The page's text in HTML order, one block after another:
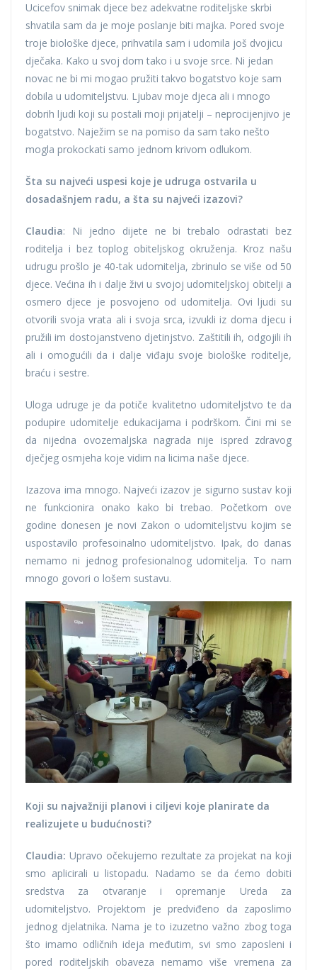
Ucicefov snimak djece bez adekvatne roditeljske skrbi
shvatila sam da je moje poslanje biti majka. Pored svoje
troje biološke djece, prihvatila sam i udomila još dvojicu
dječaka. Kako u svoj dom tako i u svoje srce. Ni jedan
novac ne bi mi mogao pružiti takvo bogatstvo koje sam
dobila u udomiteljstvu. Ljubav moje djeca ali i mnogo
dobrih ljudi koji su postali moji prijatelji – neprocijenjivo je
bogatstvo. Naježim se na pomiso da sam tako nešto
mogla prokockati samo jednom krivom odlukom.
Šta su najveći uspesi koje je udruga ostvarila u
dosadašnjem radu, a šta su najveći izazovi?
Claudia: Ni jedno dijete ne bi trebalo odrastati bez
roditelja i bez toplog obiteljskog okruženja. Kroz našu
udrugu prošlo je 40-tak udomitelja, zbrinulo se više od 50
djece. Većina ih i dalje živi u svojoj udomiteljskoj obitelji a
osmero djece je posvojeno od udomitelja. Ovi ljudi su
otvorili svoja vrata ali i svoja srca, izvukli iz doma djecu i
pružili im dostojanstveno djetinjstvo. Zaštitili ih, odgojili ih
ali i omogućili da i dalje viđaju svoje biološke roditelje,
braću i sestre.
Uloga udruge je da potiče kvalitetno udomiteljstvo te da
podupire udomitelje edukacijama i podrškom. Čini mi se
da nijedna ovozemaljska nagrada nije ispred zdravog
dječjeg osmjeha koje vidim na licima naše djece.
Izazova ima mnogo. Najveći izazov je sigurno sustav koji
ne funkcionira onako kako bi trebao. Početkom ove
godine donesen je novi Zakon o udomiteljstvu kojim se
uspostavilo profesoinalno udomiteljstvo. Ipak, do danas
nemamo ni jednog profesionalnog udomitelja. To nam
mnogo govori o lošem sustavu.
Koji su najvažniji planovi i ciljevi koje planirate da
realizujete u budućnosti?
Claudia: Upravo očekujemo rezultate za projekat na koji
smo aplicirali u listopadu. Nadamo se da ćemo dobiti
sredstva za otvaranje i opremanje Ureda za
udomiteljstvo. Projektom je predviđeno da zaposlimo
jednog djelatnika. Nama je to izuzetno važno zbog toga
što imamo odličnih ideja međutim, svi smo zaposleni i
pored roditeljskih obaveza nemamo više vremena za